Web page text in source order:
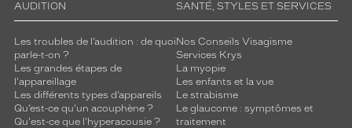
AUDITION
Les troubles de l’audition : de quoi
parle-t-on ?
Les grandes étapes de
l'appareillage
Les différents types d’appareils
Qu’est-ce qu'un acouphène ?
Qu'est-ce que l'hyperacousie ?
SANTÉ, STYLES ET SERVICES
Nos Conseils Visagisme
Services Krys
La myopie
Les enfants et la vue
Le strabisme
Le glaucome : symptômes et
traitement